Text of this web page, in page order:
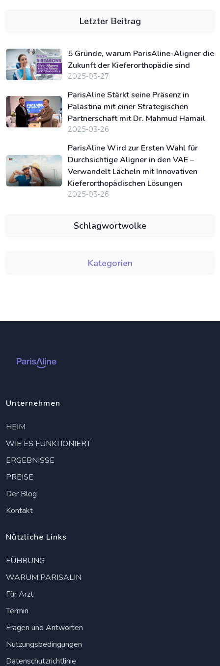
Letzter Beitrag
5 Gründe, warum ParisAline-Aligner die
Zukunft der Kieferorthopädie sind
2025-03-27
ParisAline Stärkt seine Präsenz in
Palästina mit einer Strategischen
Partnerschaft mit Dr. Mahmud Hamail
2025-03-26
ParisAline Wird zur Ersten Wahl für
Durchsichtige Aligner in den VAE –
Verwandelt Lächeln mit Innovativen
Kieferorthopädischen Lösungen
2025-03-26
Schlagwortwolke
Kategorien
Unternehmen
HEIM
WIE ES FUNKTIONIERT
ERGEBNISSE
PREISE
Der Blog
Kontakt
Nützliche Links
FÜHRUNG
WARUM PARISALIN
Für Arzt
Termin
Fragen und Antworten
Nutzungsbedingungen
Datenschutzrichtlinie